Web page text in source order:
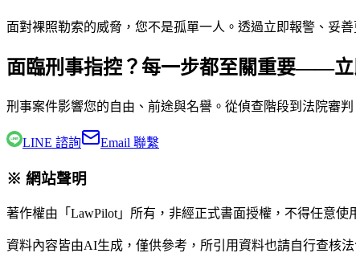
面對裸照勒索的威脅，您不是孤單一人。透過立即報警、妥
面臨刑事指控？每一步都至關重要——立
刑事案件影響您的自由、前途與名譽。從偵查階段到法院審
LINE 諮詢 Email 聯繫
※ 網站聲明
著作權由「LawPilot」所有，非經正式書面授權，不得任意使
資料內容皆由AI生成，僅供參考，所引用資料也請自行查核